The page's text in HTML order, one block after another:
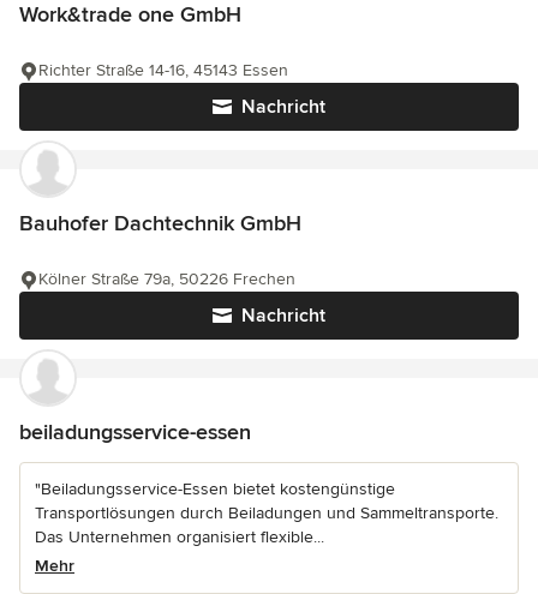
Work&trade one GmbH
Nachricht
Richter Straße 14-16, 45143 Essen
Bauhofer Dachtechnik GmbH
Nachricht
Kölner Straße 79a, 50226 Frechen
beiladungsservice-essen
"Beiladungsservice-Essen bietet kostengünstige
Transportlösungen durch Beiladungen und Sammeltransporte.
Das Unternehmen organisiert flexible...
Mehr